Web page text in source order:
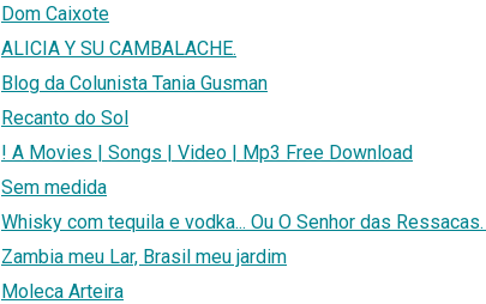
Dom Caixote
ALICIA Y SU CAMBALACHE.
Blog da Colunista Tania Gusman
Recanto do Sol
! A Movies | Songs | Video | Mp3 Free Download
Sem medida
Whisky com tequila e vodka... Ou O Senhor das
Zambia meu Lar, Brasil meu jardim
Moleca Arteira